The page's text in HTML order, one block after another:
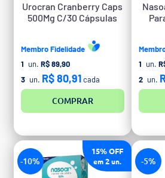
Urocran Cranberry Caps
500Mg C/30 Cápsulas
Membro Fidelidade
1 un. R$ 89,90
3 un. R$ 80,91 cada
COMPRAR
1 un.
2 un.
15% OFF
em2un.
-10% -5%